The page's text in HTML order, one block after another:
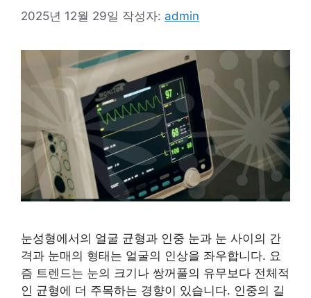
2025년 12월 29일 작성자: admin
눈성형에서의 얼굴 균형과 인중 눈과 눈 사이의 간
격과 눈매의 형태는 얼굴의 인상을 좌우합니다. 요
즘 트렌드는 눈의 크기나 쌍꺼풀의 유무보다 전체적
인 균형에 더 주목하는 경향이 있습니다. 인중의 길